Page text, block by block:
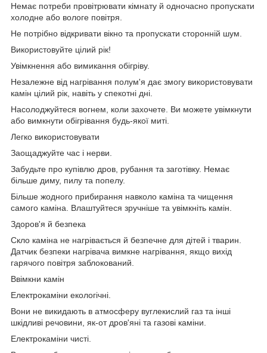
Немає потреби провітрювати кімнату й одночасно пропускати
холодне або вологе повітря.
Не потрібно відкривати вікно та пропускати сторонній шум.
Використовуйте цілий рік!
Увімкнення або вимикання обігріву.
Незалежне від нагрівання полум'я дає змогу використовувати
камін цілий рік, навіть у спекотні дні.
Насолоджуйтеся вогнем, коли захочете. Ви можете увімкнути
або вимкнути обігрівання будь-якої миті.
Легко використовувати
Заощаджуйте час і нерви.
Забудьте про купівлю дров, рубання та заготівку. Немає
більше диму, пилу та попелу.
Більше жодного прибирання навколо каміна та чищення
самого каміна. Влаштуйтеся зручніше та увімкніть камін.
Здоров'я й безпека
Скло каміна не нагрівається й безпечне для дітей і тварин.
Датчик безпеки нагрівача вимкне нагрівання, якщо вихід
гарячого повітря заблокований.
Ввімкни камін
Електрокаміни екологічні.
Вони не викидають в атмосферу вуглекислий газ та інші
шкідливі речовини, як-от дров'яні та газові каміни.
Електрокаміни чисті.